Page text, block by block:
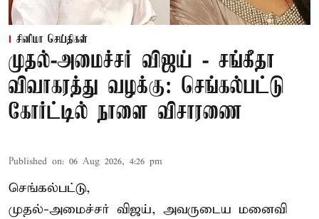
சினிமா செய்திகள்
முதல்-அமைச்சர் விஜய் - சங்கீதா
விவாகரத்து வழக்கு: செங்கல்பட்டு
கோர்ட்டில் நாளை விசாரணை
Published on: 06 Aug 2026, 4:26 pm
செங்கல்பட்டு,
முதல்-அமைச்சர் விஜய், அவருடைய மனைவி